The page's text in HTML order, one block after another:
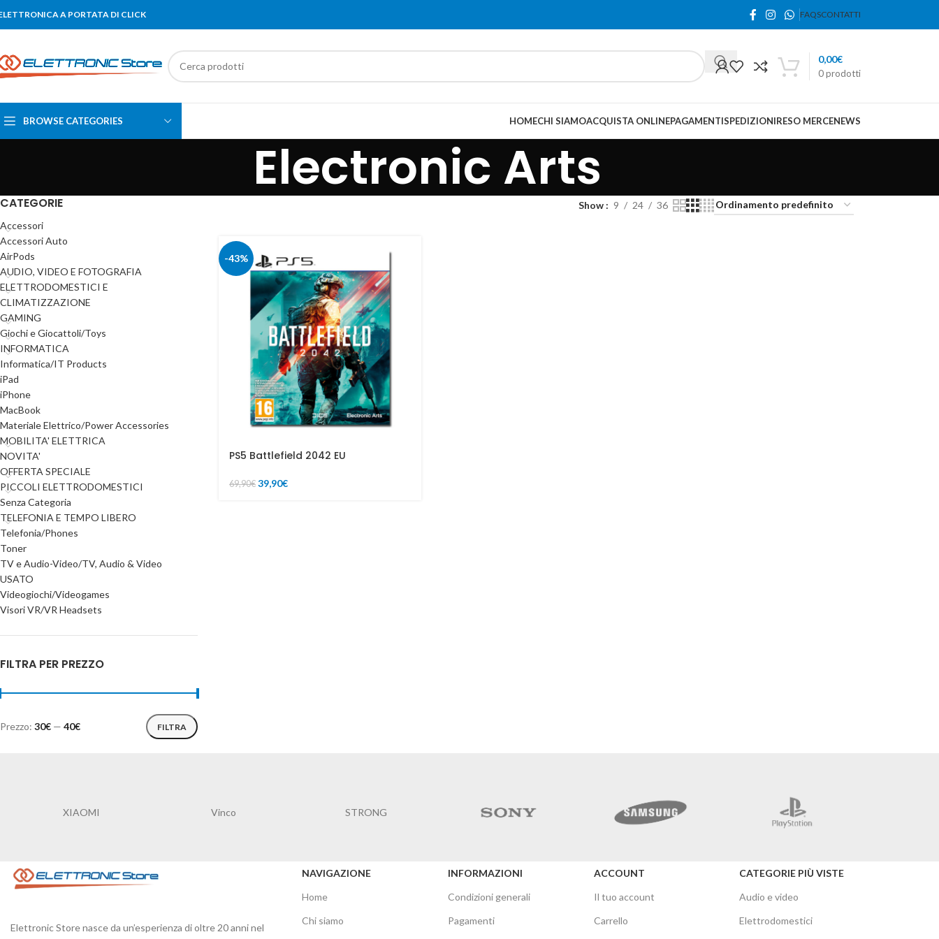
A PORTATA DI CLICK FAQSCONTATTI
0prodotti
0,00€
BROWSE CATEGORIES HOMECHI SIAMOACQUISTA ONLINEPAGAMENTISPEDIZIONIRESO MERCENEWS
Electronic Arts
CATEGORIE
Accessori
Accessori Auto
AirPods
AUDIO, VIDEO E FOTOGRAFIA
ELETTRODOMESTICI E
CLIMATIZZAZIONE
GAMING
Giochi e Giocattoli/Toys
INFORMATICA
Informatica/IT Products
iPad
iPhone
MacBook
Materiale Elettrico/Power Accessories
MOBILITA' ELETTRICA
NOVITA'
OFFERTA SPECIALE
PICCOLI ELETTRODOMESTICI
Senza Categoria
TELEFONIA E TEMPO LIBERO
Telefonia/Phones
Toner
TV e Audio-Video/TV, Audio & Video
USATO
Videogiochi/Videogames
Visori VR/VR Headsets
FILTRA PER PREZZO
FILTRA
Prezzo: 30€ — 40€
Show 9 24 36
-43%
PS5 Battlefield 2042 EU
69,90€ 39,90€
XIAOMI Vinco STRONG
Elettronic Store nasce da un’esperienza di oltre 20 anni nel
NAVIGAZIONE
Home
Chi siamo
INFORMAZIONI
Condizioni generali
Pagamenti
ACCOUNT
Il tuo account
Carrello
CATEGORIE PIÙ VISTE
Audio e video
Elettrodomestici